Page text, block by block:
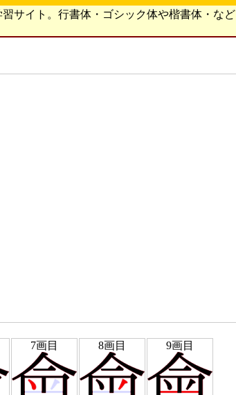
サイト。行書体・ゴシック体や楷書体・など
7画目 8画目 9画目